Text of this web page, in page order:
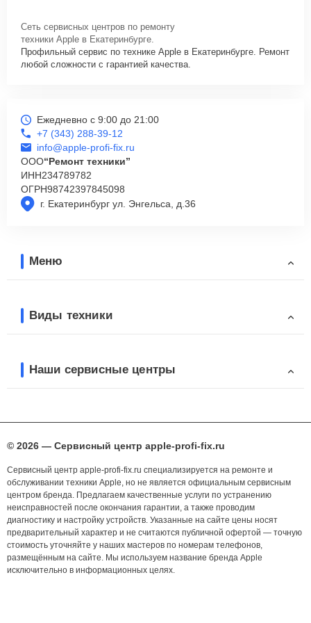
Сеть сервисных центров по ремонту
техники Apple в Екатеринбурге.
Профильный сервис по технике Apple в Екатеринбурге. Ремонт
любой сложности с гарантией качества.
г. Екатеринбург ул. Энгельса, д.36
Ежедневно с 9:00 до 21:00
+7 (343) 288-39-12
info@apple-profi-fix.ru
ООО“Ремонт техники”
ИНН234789782
ОГРН98742397845098
Меню
Виды техники
Наши сервисные центры
© 2026 — Сервисный центр apple-profi-fix.ru
Сервисный центр apple-profi-fix.ru специализируется на ремонте и
обслуживании техники Apple, но не является официальным сервисным
центром бренда. Предлагаем качественные услуги по устранению
неисправностей после окончания гарантии, а также проводим
диагностику и настройку устройств. Указанные на сайте цены носят
предварительный характер и не считаются публичной офертой — точную
стоимость уточняйте у наших мастеров по номерам телефонов,
размещённым на сайте. Мы используем название бренда Apple
исключительно в информационных целях.